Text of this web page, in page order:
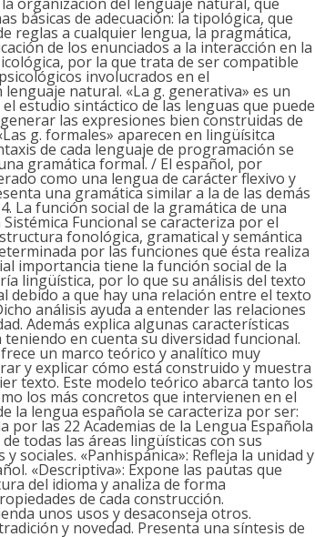
básicas de adecuación: la tipológica, que
reglas a cualquier lengua, la pragmática,
de los enunciados a la interacción en la
por la que trata de ser compatible
involucrados en el
lenguaje natural. «La g. generativa» es un
estudio sintáctico de las lenguas que puede
las expresiones bien construidas de
g. formales» aparecen en lingüísitca
de cada lenguaje de programación se
gramática formal. / El español, por
como una lengua de carácter flexivo y
una gramática similar a la de las demás
La función social de la gramática de una
Sistémica Funcional se caracteriza por el
fonológica, gramatical y semántica
por las funciones que ésta realiza
importancia tiene la función social de la
lingüística, por lo que su análisis del texto
debido a que hay una relación entre el texto
análisis ayuda a entender las relaciones
Además explica algunas características
en cuenta su diversidad funcional.
un marco teórico y analítico muy
y explicar cómo está construido y muestra
texto. Este modelo teórico abarca tanto los
los más concretos que intervienen en el
la lengua española se caracteriza por ser:
por las 22 Academias de la Lengua Española
todas las áreas lingüísticas con sus
y sociales. «Panhispánica»: Refleja la unidad y
«Descriptiva»: Expone las pautas que
del idioma y analiza de forma
de cada construcción.
unos usos y desaconseja otros.
y novedad. Presenta una síntesis de